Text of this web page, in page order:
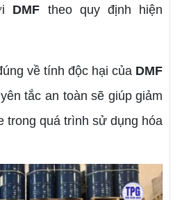
DMF theo quy định hiện
về tính độc hại của DMF
tắc an toàn sẽ giúp giảm
trong quá trình sử dụng hóa